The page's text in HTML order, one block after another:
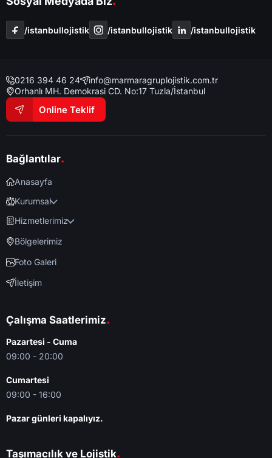
/i̇stanbullojistik /i̇stanbullojistik /i̇stanbullojistik
0216 394 46 24
info@marmaragruplojistik.com.tr
Orhanlı MH. Demokrasi CD. No:17 Tuzla/İstanbul
Online Teklif
Bağlantılar.
Anasayfa
Kurumsal
Hizmetlerimiz
Bölgelerimiz
Foto Galeri
İletişim
Çalışma Saatlerimiz.
Pazartesi - Cuma
09:00 - 20:00
Cumartesi
09:00 - 16:00
Pazar günleri kapalıyız.
Taşımacılık ve Lojistik.